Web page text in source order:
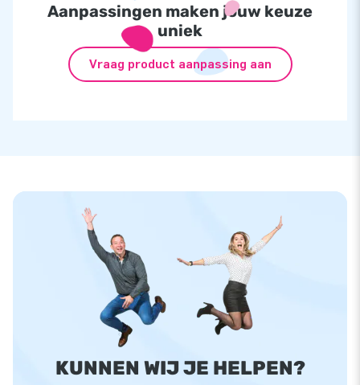
Aanpassingen maken jouw keuze
uniek
Vraag product aanpassing aan
KUNNEN WIJ JE HELPEN?